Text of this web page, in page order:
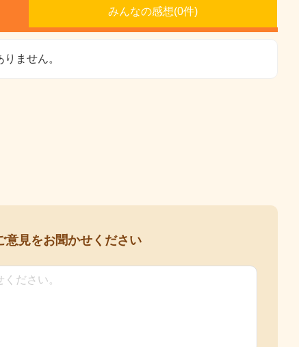
みんなの感想(0件)
ません。
意見をお聞かせください